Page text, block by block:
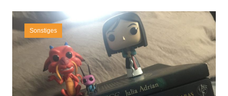
Sonstiges